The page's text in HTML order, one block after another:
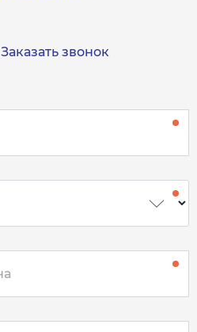
Заказать звонок